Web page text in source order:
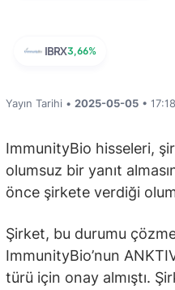
IBRX3,66%
Yayın Tarihi • 2025-05-05 •
ImmunityBio hisseleri,
olumsuz bir yanıt
önce şirkete verdiği
Şirket, bu durumu
ImmunityBio’nun
türü için onay almıştı.